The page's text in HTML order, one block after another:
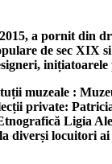
a pornit din
de sec XIX
muzeale :
private:
Ligia
diverși locuitori